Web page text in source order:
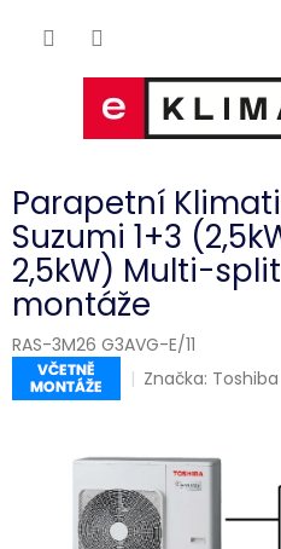
Parapetní
Suzumi 1+3
2,5kW) Multi-
montáže
RAS-3M26 G3AVG-E/11
Značka: Toshiba